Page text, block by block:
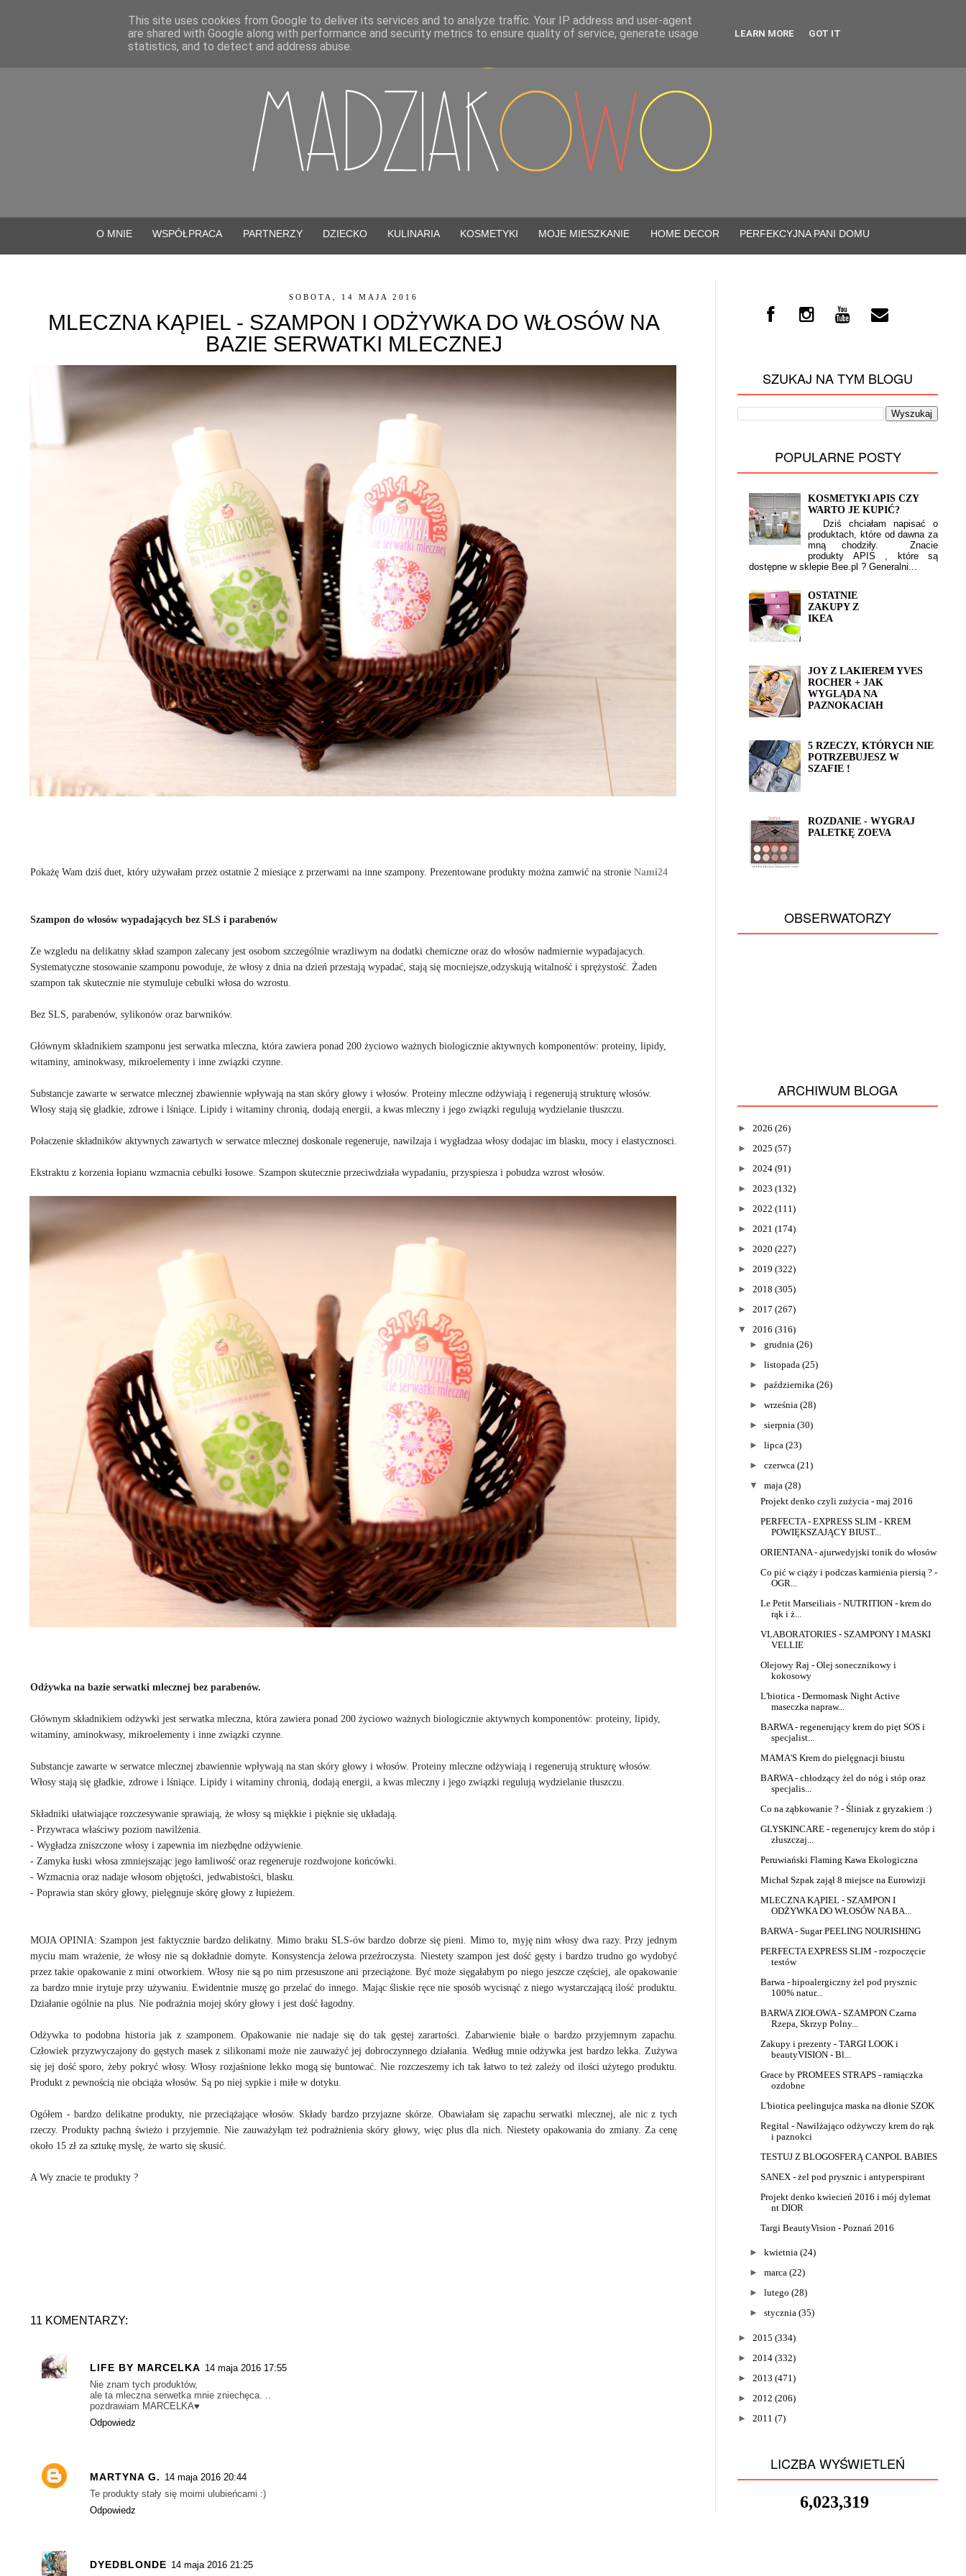
O MNIE WSPÓŁPRACA PARTNERZY DZIECKO KULINARIA KOSMETYKI MOJE MIESZKANIE HOME DECOR PERFEKCYJNA PANI DOMU
SOBOTA, 14 MAJA 2016
MLECZNA KĄPIEL - SZAMPON I ODŻYWKA DO WŁOSÓW NA
BAZIE SERWATKI MLECZNEJ
Pokażę Wam dziś duet, który używałam przez ostatnie 2 miesiące z przerwami na inne szampony. Prezentowane produkty można zamwić na stronie Nami24
Szampon do włosów wypadających bez SLS i parabenów
Ze wzgledu na delikatny skład szampon zalecany jest osobom szczególnie wrazliwym na dodatki chemiczne oraz do włosów nadmiernie wypadajacych.
Systematyczne stosowanie szamponu powoduje, że włosy z dnia na dzień przestają wypadać, stają się mocniejsze,odzyskują witalność i sprężystość. Żaden
szampon tak skutecznie nie stymuluje cebulki włosa do wzrostu.
Bez SLS, parabenów, sylikonów oraz barwników.
Głównym składnikiem szamponu jest serwatka mleczna, która zawiera ponad 200 życiowo ważnych biologicznie aktywnych komponentów: proteiny, lipidy,
witaminy, aminokwasy, mikroelementy i inne związki czynne.
Substancje zawarte w serwatce mlecznej zbawiennie wpływają na stan skóry głowy i włosów. Proteiny mleczne odżywiają i regenerują strukturę włosów.
Włosy stają się gładkie, zdrowe i lśniące. Lipidy i witaminy chronią, dodają energii, a kwas mleczny i jego związki regulują wydzielanie tłuszczu.
Połaczenie składników aktywnych zawartych w serwatce mlecznej doskonale regeneruje, nawilzaja i wygładzaa włosy dodajac im blasku, mocy i elastycznosci.
Ekstraktu z korzenia łopianu wzmacnia cebulki łosowe. Szampon skutecznie przeciwdziała wypadaniu, przyspiesza i pobudza wzrost włosów.
Odżywka na bazie serwatki mlecznej bez parabenów.
Głównym składnikiem odżywki jest serwatka mleczna, która zawiera ponad 200 życiowo ważnych biologicznie aktywnych komponentów: proteiny, lipidy,
witaminy, aminokwasy, mikroelementy i inne związki czynne.
Substancje zawarte w serwatce mlecznej zbawiennie wpływają na stan skóry głowy i włosów. Proteiny mleczne odżywiają i regenerują strukturę włosów.
Włosy stają się gładkie, zdrowe i lśniące. Lipidy i witaminy chronią, dodają energii, a kwas mleczny i jego związki regulują wydzielanie tłuszczu.
Składniki ułatwiające rozczesywanie sprawiają, że włosy są miękkie i pięknie się układają.
- Przywraca właściwy poziom nawilżenia.
- Wygładza zniszczone włosy i zapewnia im niezbędne odżywienie.
- Zamyka łuski włosa zmniejszając jego łamliwość oraz regeneruje rozdwojone końcówki.
- Wzmacnia oraz nadaje włosom objętości, jedwabistości, blasku.
- Poprawia stan skóry głowy, pielęgnuje skórę głowy z łupieżem.
MOJA OPINIA: Szampon jest faktycznie bardzo delikatny. Mimo braku SLS-ów bardzo dobrze się pieni. Mimo to, myję nim włosy dwa razy. Przy jednym
myciu mam wrażenie, że włosy nie są dokładnie domyte. Konsystencja żelowa przeźroczysta. Niestety szampon jest dość gęsty i bardzo trudno go wydobyć
przez takie opakowanie z mini otworkiem. Włosy nie są po nim przesuszone ani przeciążone. Być może sięgałabym po niego jeszcze częściej, ale opakowanie
za bardzo mnie irytuje przy używaniu. Ewidentnie muszę go przelać do innego. Mając śliskie ręce nie sposób wycisnąć z niego wystarczającą ilość produktu.
Działanie ogólnie na plus. Nie podrażnia mojej skóry głowy i jest dość łagodny.
Odżywka to podobna historia jak z szamponem. Opakowanie nie nadaje się do tak gęstej zarartości. Zabarwienie białe o bardzo przyjemnym zapachu.
Człowiek przyzwyczajony do gęstych masek z silikonami może nie zauważyć jej dobroczynnego działania. Według mnie odżywka jest bardzo lekka. Zużywa
się jej dość sporo, żeby pokryć włosy. Włosy rozjaśnione lekko mogą się buntować. Nie rozczeszemy ich tak łatwo to też zależy od ilości użytego produktu.
Produkt z pewnością nie obciąża włosów. Są po niej sypkie i miłe w dotyku.
Ogółem - bardzo delikatne produkty, nie przeciążające włosów. Składy bardzo przyjazne skórze. Obawiałam się zapachu serwatki mlecznej, ale nic z tych
rzeczy. Produkty pachną świeżo i przyjemnie. Nie zauważyłąm też podrażnienia skóry głowy, więc plus dla nich. Niestety opakowania do zmiany. Za cenę
około 15 zł za sztukę myslę, że warto się skusić.
A Wy znacie te produkty ?
11 KOMENTARZY:
LIFE BY MARCELKA 14 maja 2016 17:55
Nie znam tych produktów,
ale ta mleczna serwetka mnie zniechęca. ..
pozdrawiam MARCELKA♥
Odpowiedz
MARTYNA G. 14 maja 2016 20:44
Te produkty stały się moimi ulubieńcami :)
Odpowiedz
DYEDBLONDE 14 maja 2016 21:25
SZUKAJ NA TYM BLOGU
POPULARNE POSTY
KOSMETYKI APIS CZY
WARTO JE KUPIĆ?
Dziś chciałam napisać o
produktach, które od dawna za
mną chodziły. Znacie
produkty APIS , które są
dostępne w sklepie Bee.pl ? Generalni...
OSTATNIE
ZAKUPY Z
IKEA
JOY Z LAKIEREM YVES
ROCHER + JAK
WYGLĄDA NA
PAZNOKACIAH
5 RZECZY, KTÓRYCH NIE
POTRZEBUJESZ W
SZAFIE !
ROZDANIE - WYGRAJ
PALETKĘ ZOEVA
OBSERWATORZY
ARCHIWUM BLOGA
► 2026 (26)
► 2025 (57)
► 2024 (91)
► 2023 (132)
► 2022 (111)
► 2021 (174)
► 2020 (227)
► 2019 (322)
► 2018 (305)
► 2017 (267)
▼
2016 (316)
► grudnia (26)
► listopada (25)
► października (26)
► września (28)
► sierpnia (30)
► lipca (23)
► czerwca (21)
▼
maja (28)
Projekt denko czyli zużycia - maj 2016
PERFECTA - EXPRESS SLIM - KREM
POWIĘKSZAJĄCY BIUST...
ORIENTANA - ajurwedyjski tonik do włosów
Co pić w ciąży i podczas karmienia piersią ? -
OGR...
Le Petit Marseiliais - NUTRITION - krem do
rąk i ż...
VLABORATORIES - SZAMPONY I MASKI
VELLIE
Olejowy Raj - Olej sonecznikowy i
kokosowy
L'biotica - Dermomask Night Active
maseczka napraw...
BARWA - regenerujący krem do pięt SOS i
specjalist...
MAMA'S Krem do pielęgnacji biustu
BARWA - chłodzący żel do nóg i stóp oraz
specjalis...
Co na ząbkowanie ? - Śliniak z gryzakiem :)
GLYSKINCARE - regenerujcy krem do stóp i
złuszczaj...
Peruwiański Flaming Kawa Ekologiczna
Michał Szpak zajął 8 miejsce na Eurowizji
MLECZNA KĄPIEL - SZAMPON I
ODŻYWKA DO WŁOSÓW NA BA...
BARWA - Sugar PEELING NOURISHING
PERFECTA EXPRESS SLIM - rozpoczęcie
testów
Barwa - hipoalergiczny żel pod prysznic
100% natur...
BARWA ZIOŁOWA - SZAMPON Czarna
Rzepa, Skrzyp Polny...
Zakupy i prezenty - TARGI LOOK i
beautyVISION - Bl...
Grace by PROMEES STRAPS - ramiączka
ozdobne
L'biotica peelingujca maska na dłonie SZOK
Regital - Nawilżająco odżywczy krem do rąk
i paznokci
TESTUJ Z BLOGOSFERĄ CANPOL BABIES
SANEX - żel pod prysznic i antyperspirant
Projekt denko kwiecień 2016 i mój dylemat
nt DIOR
Targi BeautyVision - Poznań 2016
► kwietnia (24)
► marca (22)
► lutego (28)
► stycznia (35)
► 2015 (334)
► 2014 (332)
► 2013 (471)
► 2012 (206)
► 2011 (7)
LICZBA WYŚWIETLEŃ
6,023,319
This site uses cookies from Google to deliver its services and to analyze traffic. Your IP address and user-agent
are shared with Google along with performance and security metrics to ensure quality of service, generate usage
statistics, and to detect and address abuse.
LEARN MORE GOT IT